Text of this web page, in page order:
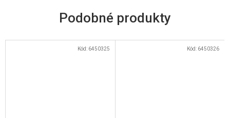
Kód: 6450325 Kód: 6450326